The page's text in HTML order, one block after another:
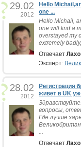
29.02
2012
Hello
one ...
Hello Michail,
one will find a
overstayed my
extremely
Отвечает
Эксперт:
28.02
2012
Регистрация
живет в UK
вопросы,
Где лучше
...
Отвечает